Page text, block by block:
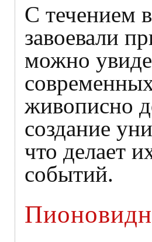
С течением
завоевали
можно
живописно
создание
что делает
событий.